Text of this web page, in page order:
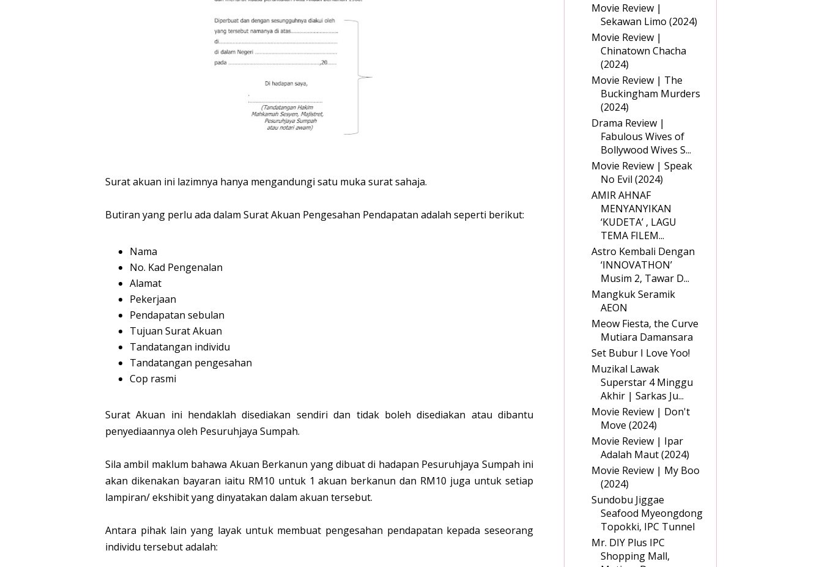
Surat akuan ini lazimnya hanya mengandungi satu muka surat sahaja.
Butiran yang perlu ada dalam Surat Akuan Pengesahan Pendapatan adalah seperti berikut:
Nama
No. Kad Pengenalan
Alamat
Pekerjaan
Pendapatan sebulan
Tujuan Surat Akuan
Tandatangan individu
Tandatangan pengesahan
Cop rasmi
Surat Akuan ini hendaklah disediakan sendiri dan tidak boleh disediakan atau dibantu
penyediaannya oleh Pesuruhjaya Sumpah.
Sila ambil maklum bahawa Akuan Berkanun yang dibuat di hadapan Pesuruhjaya Sumpah ini
akan dikenakan bayaran iaitu RM10 untuk 1 akuan berkanun dan RM10 juga untuk setiap
lampiran/ ekshibit yang dinyatakan dalam akuan tersebut.
Antara pihak lain yang layak untuk membuat pengesahan pendapatan kepada seseorang
individu tersebut adalah:
Movie Review |
Sekawan Limo (2024)
Movie Review |
Chinatown Chacha
(2024)
Movie Review | The
Buckingham Murders
(2024)
Drama Review |
Fabulous Wives of
Bollywood Wives S...
Movie Review | Speak
No Evil (2024)
AMIR AHNAF
MENYANYIKAN
‘KUDETA’ , LAGU
TEMA FILEM...
Astro Kembali Dengan
‘INNOVATHON’
Musim 2, Tawar D...
Mangkuk Seramik
AEON
Meow Fiesta, the Curve
Mutiara Damansara
Set Bubur I Love Yoo!
Muzikal Lawak
Superstar 4 Minggu
Akhir | Sarkas Ju...
Movie Review | Don't
Move (2024)
Movie Review | Ipar
Adalah Maut (2024)
Movie Review | My Boo
(2024)
Sundobu Jiggae
Seafood Myeongdong
Topokki, IPC Tunnel
Mr. DIY Plus IPC
Shopping Mall,